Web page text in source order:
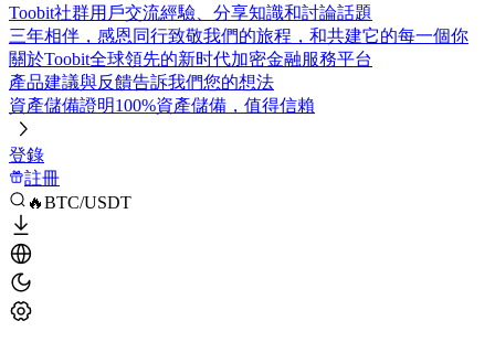
Toobit社群用戶交流經驗、分享知識和討論話題
三年相伴，感恩同行致敬我們的旅程，和共建它的每一個你
關於Toobit全球領先的新时代加密金融服務平台
產品建議與反饋告訴我們您的想法
資產儲備證明100%資產儲備，值得信賴
登錄
註冊
🔥BTC/USDT